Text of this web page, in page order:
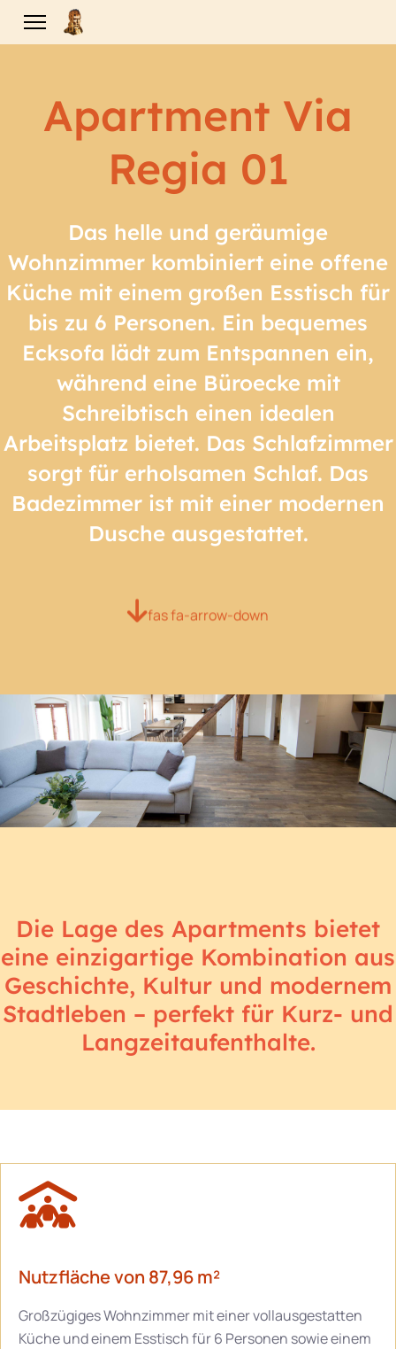
Apartment Via
Regia 01
Das helle und geräumige
Wohnzimmer kombiniert eine offene
Küche mit einem großen Esstisch für
bis zu 6 Personen. Ein bequemes
Ecksofa lädt zum Entspannen ein,
während eine Büroecke mit
Schreibtisch einen idealen
Arbeitsplatz bietet. Das Schlafzimmer
sorgt für erholsamen Schlaf. Das
Badezimmer ist mit einer modernen
Dusche ausgestattet.
Die Lage des Apartments bietet
eine einzigartige Kombination aus
Geschichte, Kultur und modernem
Stadtleben – perfekt für Kurz- und
Langzeitaufenthalte.
Nutzfläche von 87,96 m²
Großzügiges Wohnzimmer mit einer vollausgestatten
Küche und einem Esstisch für 6 Personen sowie einem